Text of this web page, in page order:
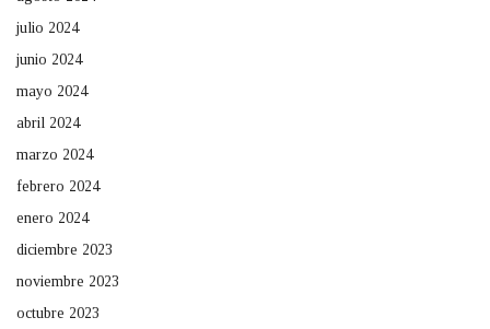
julio 2024
junio 2024
mayo 2024
abril 2024
marzo 2024
febrero 2024
enero 2024
diciembre 2023
noviembre 2023
octubre 2023